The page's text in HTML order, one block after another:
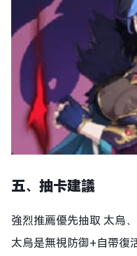
五、抽卡建議
強烈推薦優先抽取 太烏
太烏是無視防御+自帶復